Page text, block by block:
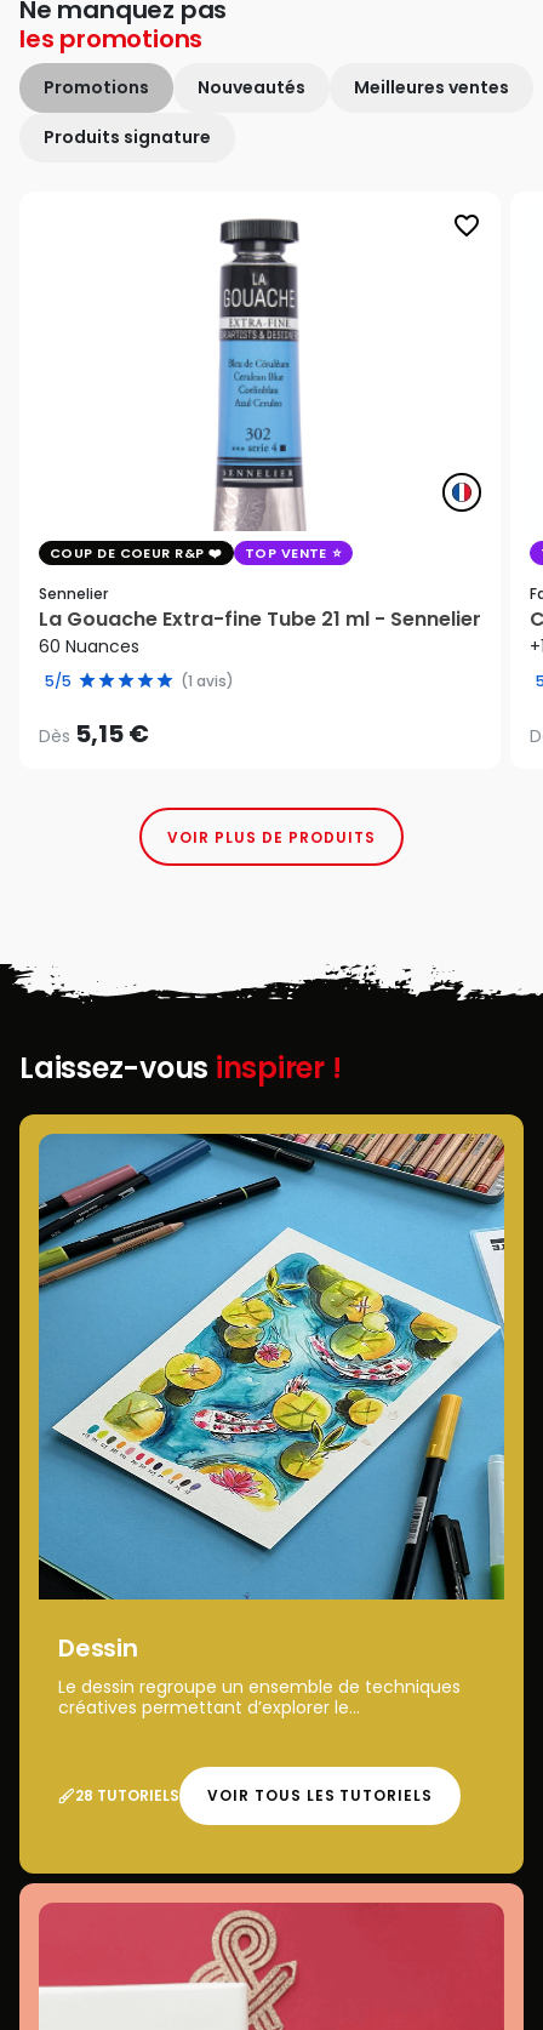
Ne manquez pas
les promotions
Promotions Nouveautés Meilleures ventes
Produits signature
favorite_border
COUP DE COEUR R&P TOP VENTE
Sennelier
La Gouache Extra-fine Tube 21 ml - Sennelier
60 Nuances
5/5 (1 avis)
Dès 5,15 €
VOIR PLUS DE PRODUITS
Laissez-vous inspirer !
Dessin
Le dessin regroupe un ensemble de techniques
créatives permettant d’explorer le...
28 TUTORIELS VOIR TOUS LES TUTORIELS